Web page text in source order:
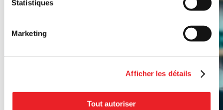
Statistiques
Marketing
Afficher les détails
Tout autoriser